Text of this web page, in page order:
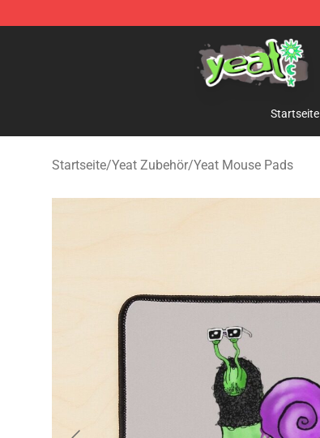
Yeat Shop - Official Yeat Merchandise Store
Startseite
Startseite/Yeat Zubehör/Yeat Mouse Pads